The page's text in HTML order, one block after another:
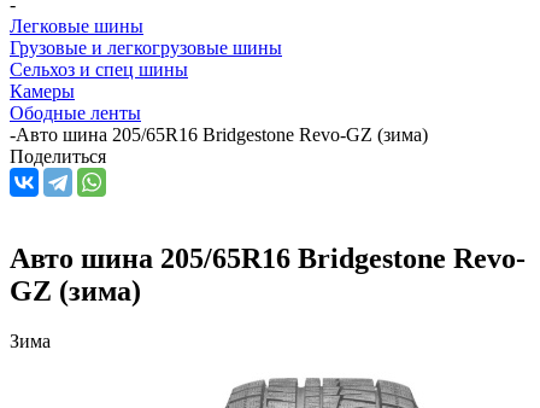
Легковые шины
Грузовые и легкогрузовые шины
Сельхоз и спец шины
Камеры
Ободные ленты
-Авто шина 205/65R16 Bridgestone Revo-GZ (зима)
Поделиться
Авто шина 205/65R16 Bridgestone Revo-
GZ (зима)
Зима